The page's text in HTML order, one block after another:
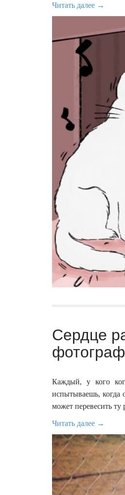
Читать далее →
Сердце
Каждый, у кого
испытываешь, когда
может перевесить
Читать далее →